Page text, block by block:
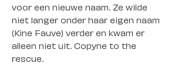
voor een nieuwe naam. Ze wilde
niet langer onder haar eigen naam
(Kine Fauve) verder en kwam er
alleen niet uit. Copyne to the
rescue.